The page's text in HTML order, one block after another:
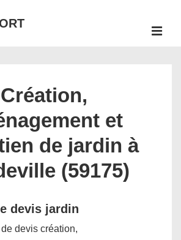
Création,
et
de jardin à
(59175)
devis jardin
devis création,